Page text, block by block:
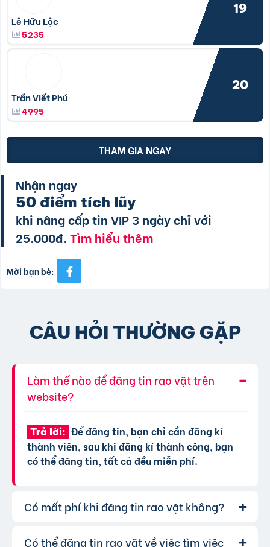
Lê Hữu Lộc
5235
19
Trần Viết Phú
4995
20
THAM GIA NGAY
Nhận ngay
50 điểm tích lũy
khi nâng cấp tin VIP 3 ngày chỉ với
25.000đ.Tìm hiểu thêm
Mời bạn bè:
CÂU HỎI THƯỜNG GẶP
Làm thế nào để đăng tin rao vặt trên
website?
Trả lời: Để đăng tin, bạn chỉ cần đăng kí
thành viên, sau khi đăng kí thành công, bạn
có thể đăng tin, tất cả đều miễn phí.
Có mất phí khi đăng tin rao vặt không?
Trả lời: Chúng tôi cung cấp gói đăng tin miễn
Có thể đăng tin rao vặt về việc tìm việc